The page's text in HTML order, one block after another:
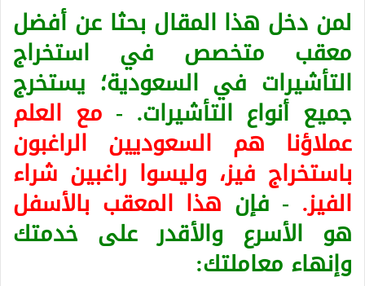
لمن دخل هذا المقال بحثا عن أفضل
معقب متخصص في استخراج
التأشيرات في السعودية؛ يستخرج
جميع أنواع التأشيرات. - مع العلم
عملاؤنا هم السعوديين الراغبون
باستخراج فيز، وليسوا راغبين شراء
الفيز. - فإن هذا المعقب بالأسفل
هو الأسرع والأقدر على خدمتك
وإنهاء معاملتك: